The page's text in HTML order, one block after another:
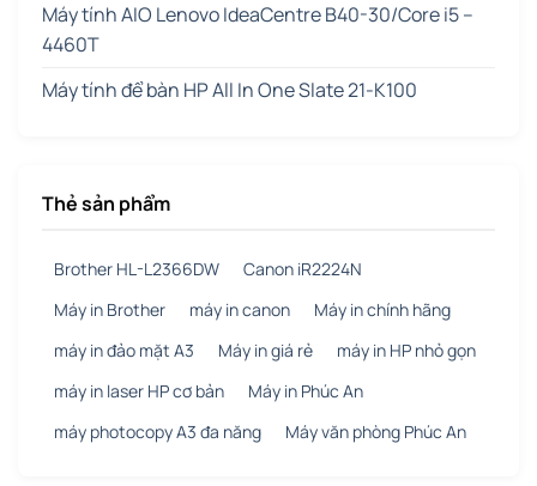
Máy tính AIO Lenovo IdeaCentre B40-30/Core i5 –
4460T
Máy tính để bàn HP All In One Slate 21-K100
Thẻ sản phẩm
Brother HL-L2366DW
Canon iR2224N
Máy in Brother
máy in canon
Máy in chính hãng
máy in đảo mặt A3
Máy in giá rẻ
máy in HP nhỏ gọn
máy in laser HP cơ bản
Máy in Phúc An
máy photocopy A3 đa năng
Máy văn phòng Phúc An